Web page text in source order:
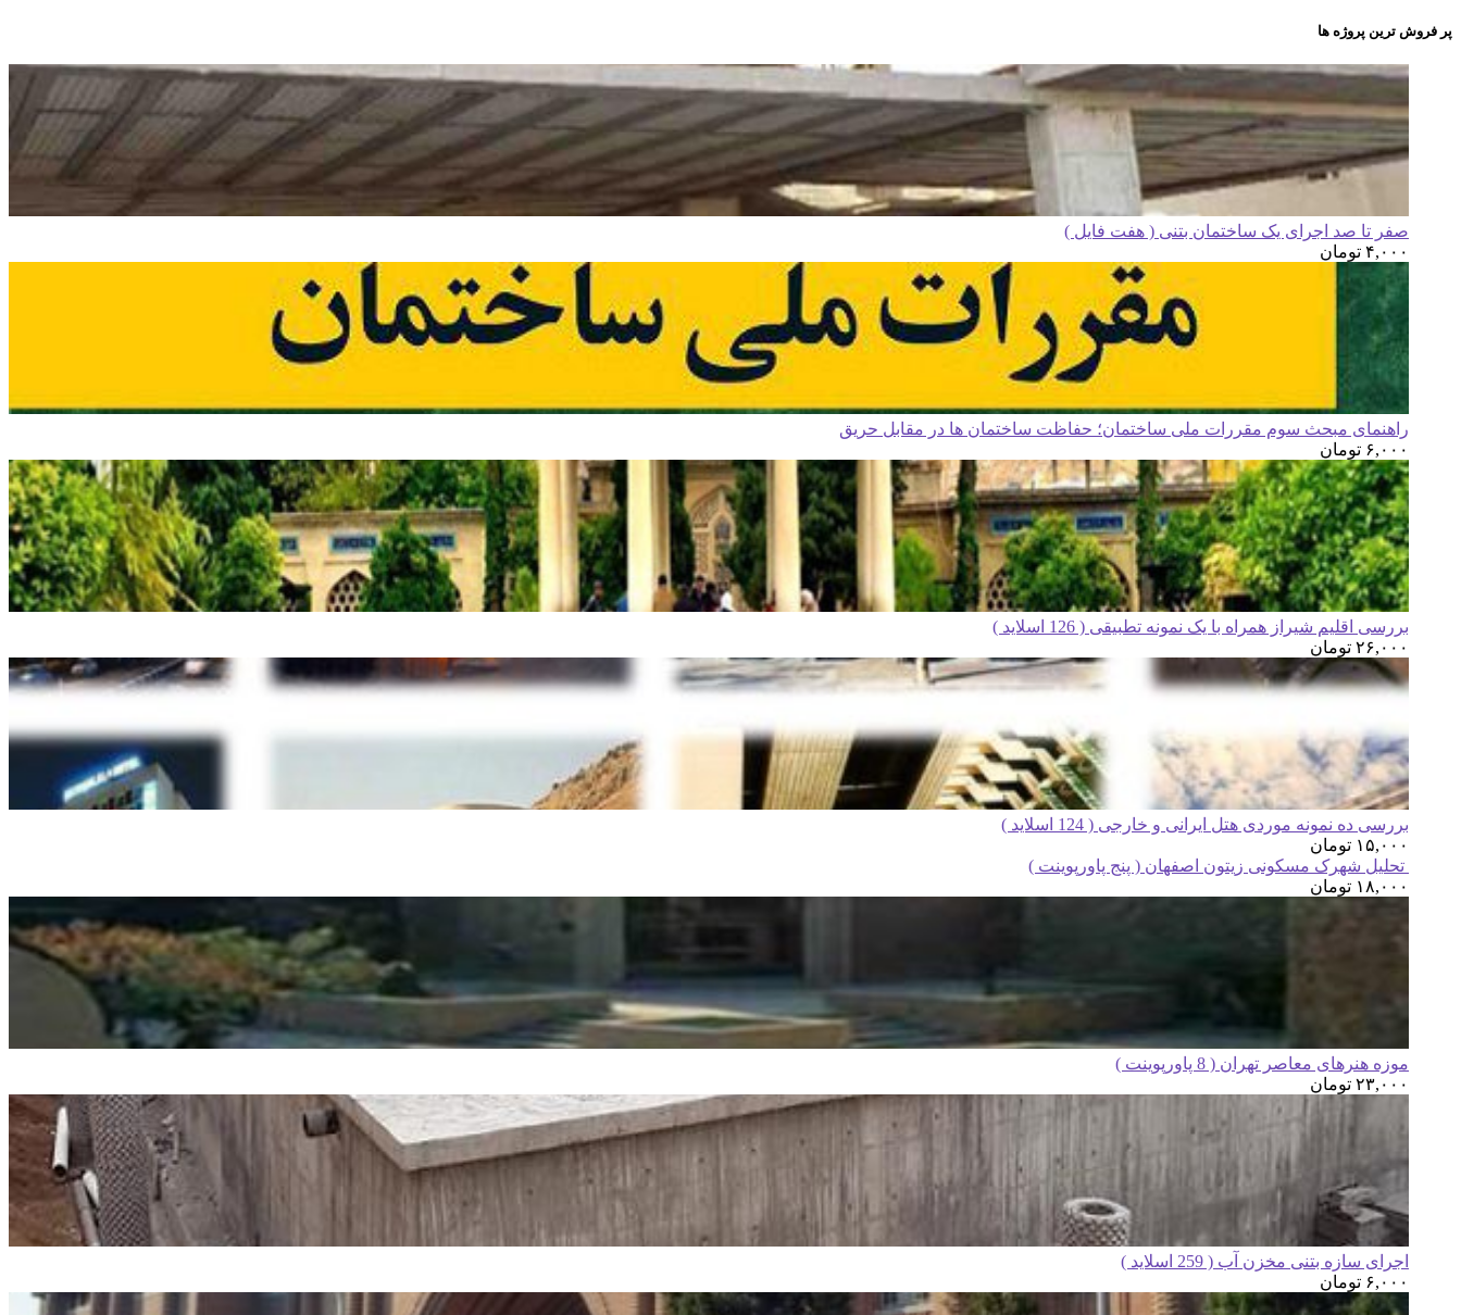
پر فروش ترین پروژه ها
صفر تا صد اجرای یک ساختمان بتنی ( هفت فایل )
۴,۰۰۰ تومان
راهنمای مبحث سوم مقررات ملی ساختمان؛ حفاظت ساختمان ها در مقابل حریق
۶,۰۰۰ تومان
بررسی اقلیم شیراز همراه با یک نمونه تطبیقی ( 126 اسلاید )
۲۶,۰۰۰ تومان
بررسی ده نمونه موردی هتل ایرانی و خارجی ( 124 اسلاید )
۱۵,۰۰۰ تومان
تحلیل شهرک مسکونی زیتون اصفهان ( پنج پاورپوینت )
۱۸,۰۰۰ تومان
موزه هنرهای معاصر تهران ( 8 پاورپوینت )
۲۳,۰۰۰ تومان
اجرای سازه بتنی مخزن آب ( 259 اسلاید )
۶,۰۰۰ تومان